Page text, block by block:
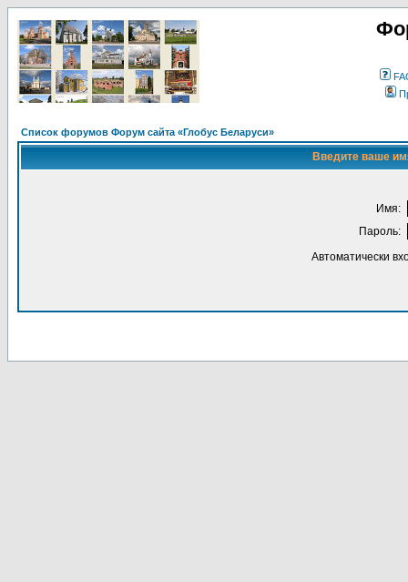
Список форумов Форум сайта «Глобус Беларуси»
Введите ваше
Имя:
Пароль:
Автоматически